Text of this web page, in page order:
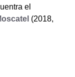
el
(2018,